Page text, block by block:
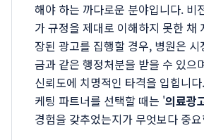
해야 하는 까다로운 분야입니다. 비
가 규정을 제대로 이해하지 못한 채
장된 광고를 집행할 경우, 병원은 시
금과 같은 행정처분을 받을 수 있으
신뢰도에 치명적인 타격을 입힙니
케팅 파트너를 선택할 때는 '의료광
경험을 갖추었는지가 무엇보다 중